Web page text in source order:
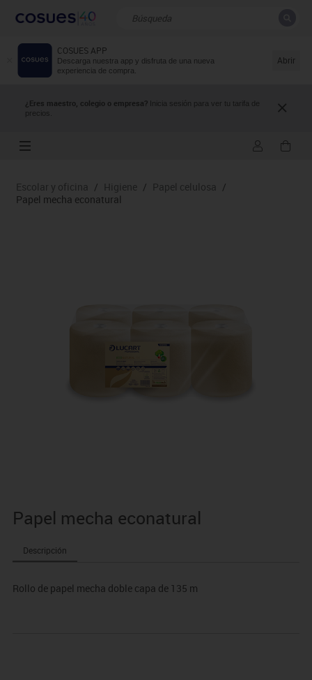
COSUES APP
Descarga nuestra app y disfruta de una nueva
experiencia de compra.
Abrir
¿Eres maestro, colegio o empresa? Inicia sesión para ver tu tarifa de
precios.
Resultados de la búsqueda
Escolar y oficina / Higiene / Papel celulosa /
Papel mecha econatural
Papel mecha econatural
Descripción
Rollo de papel mecha doble capa de 135 m